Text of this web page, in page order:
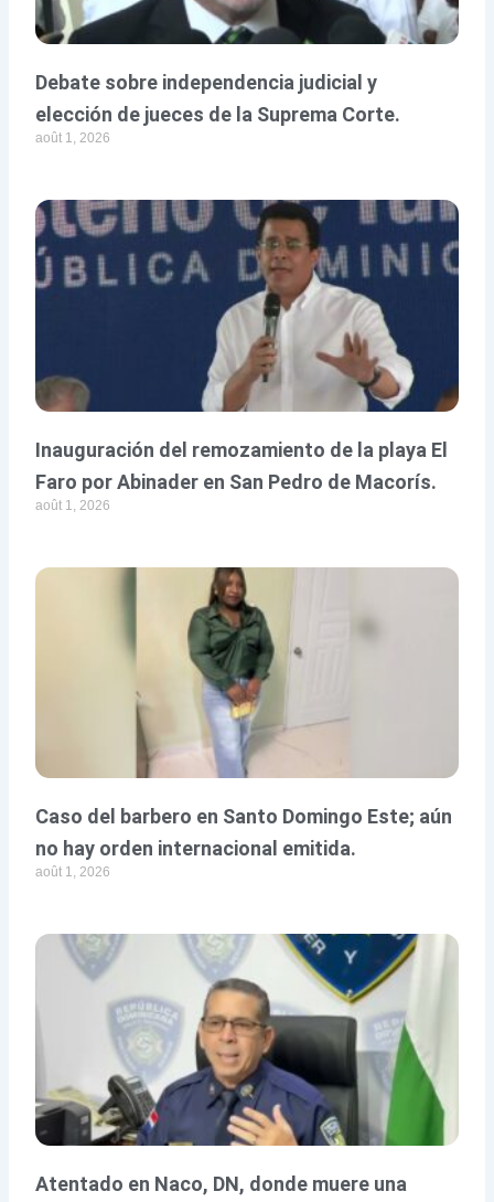
Debate sobre independencia judicial y
elección de jueces de la Suprema Corte.
août 1, 2026
Inauguración del remozamiento de la playa El
Faro por Abinader en San Pedro de Macorís.
août 1, 2026
Caso del barbero en Santo Domingo Este; aún
no hay orden internacional emitida.
août 1, 2026
Atentado en Naco, DN, donde muere una